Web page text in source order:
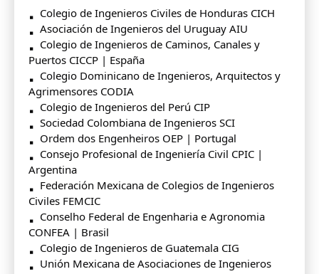
Colegio de Ingenieros Civiles de Honduras CICH
Asociación de Ingenieros del Uruguay AIU
Colegio de Ingenieros de Caminos, Canales y
Puertos CICCP | España
Colegio Dominicano de Ingenieros, Arquitectos y
Agrimensores CODIA
Colegio de Ingenieros del Perú CIP
Sociedad Colombiana de Ingenieros SCI
Ordem dos Engenheiros OEP | Portugal
Consejo Profesional de Ingeniería Civil CPIC |
Argentina
Federación Mexicana de Colegios de Ingenieros
Civiles FEMCIC
Conselho Federal de Engenharia e Agronomia
CONFEA | Brasil
Colegio de Ingenieros de Guatemala CIG
Unión Mexicana de Asociaciones de Ingenieros